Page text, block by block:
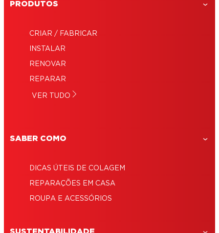
Como reparar uma caneca partida?
computador?
Como reparar objectos de porcelana?
Como reparar um comboio de madeira?
chuva
Como reparar um ancinho de jardim?
PRODUTOS
CRIAR / FABRICAR
INSTALAR
RENOVAR
REPARAR
VER TUDO
SABER COMO
DICAS ÚTEIS DE COLAGEM
REPARAÇÕES EM CASA
ROUPA E ACESSÓRIOS